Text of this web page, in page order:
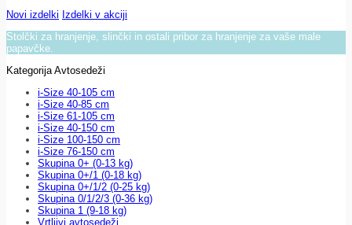
Novi izdelki Izdelki v akciji
Stolčki za hranjenje, slinčki in ostali pribor za hranjenje za vaše male
papavčke.
Kategorija Avtosedeži
i-Size 40-105 cm
i-Size 40-85 cm
i-Size 61-105 cm
i-Size 40-150 cm
i-Size 100-150 cm
i-Size 76-150 cm
Skupina 0+ (0-13 kg)
Skupina 0+/1 (0-18 kg)
Skupina 0+/1/2 (0-25 kg)
Skupina 0/1/2/3 (0-36 kg)
Skupina 1 (9-18 kg)
Vrtljivi avtosedeži